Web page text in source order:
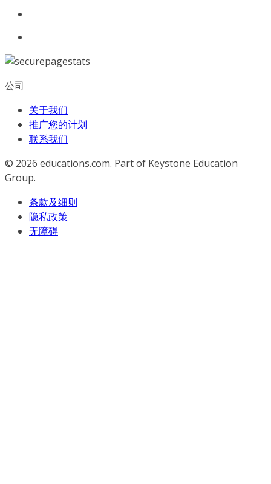
公司
关于我们
推广您的计划
联系我们
© 2026 educations.com. Part of Keystone Education
Group.
条款及细则
隐私政策
无障碍